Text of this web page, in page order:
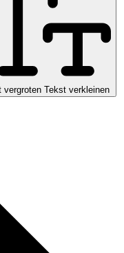
vergroten Tekst verkleinen